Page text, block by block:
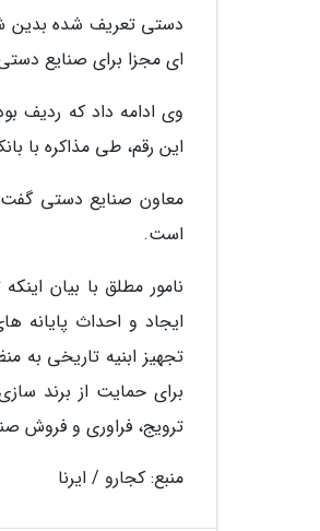
دستی تعریف شده بدین
ای مجزا برای صنایع
این رقم، طی مذاکره با
است.
نامور مطلق با بیان
ایجاد و احداث پایانه
تجهیز ابنیه تاریخی به
برای حمایت از برند
ترویج، فراوری و
منبع: کجارو / ایرنا